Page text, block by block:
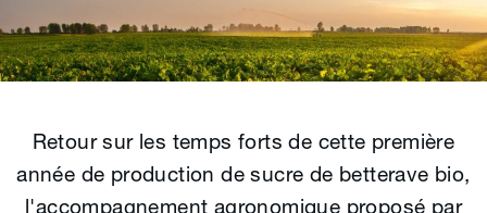
Retour sur les temps forts de cette première
année de production de sucre de betterave bio,
l'accompagnement agronomique proposé par